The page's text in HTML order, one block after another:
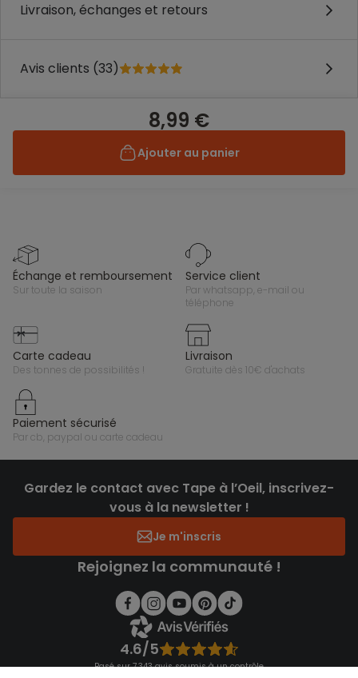
Livraison, échanges et retours
Avis clients (33)
8,99 €
Ajouter au panier
échange et remboursement
sur toute la saison
service client
par whatsapp, e-mail ou
téléphone
carte cadeau
des tonnes de possibilités !
livraison
gratuite dès 10€ d'achats
paiement sécurisé
par cb, paypal ou carte cadeau
Gardez le contact avec Tape à l’Oeil, inscrivez-
vous à la newsletter !
Je m'inscris
Rejoignez la communauté !
4.6/5
Basé sur 7 343 avis soumis à un contrôle